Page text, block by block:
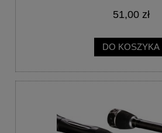
51,00 zł
DO KOSZYKA